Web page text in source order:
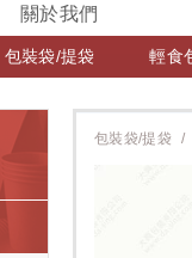
關於我們
包裝袋/提袋 輕食
包裝袋/提袋